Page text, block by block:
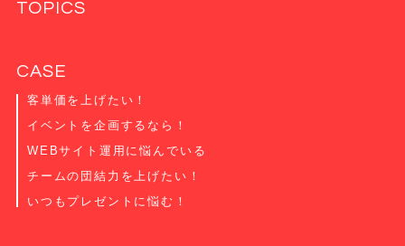
TOPICS
CASE
客単価を上げたい！
イベントを企画するなら！
WEBサイト運用に悩んでいる
チームの団結力を上げたい！
いつもプレゼントに悩む！